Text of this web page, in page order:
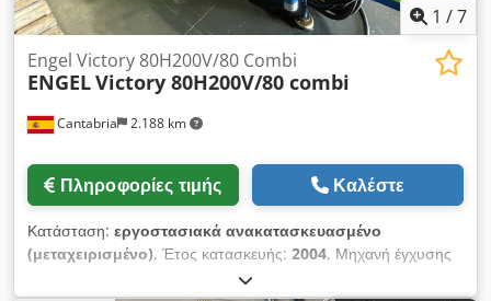
1 /7
Cantabria 2.188 km
Engel Victory 80H200V/80 Combi
ENGELVictory 80H200V/80 combi
Πληροφορίες τιμής Καλέστε
Κατάσταση: εργοστασιακά ανακατασκευασμένο
(μεταχειρισμένο), Έτος κατασκευής: 2004, Μηχανή έγχυσης
"bi-material" της Engel (οριζόντια και κάθετη) 80 τόνων για